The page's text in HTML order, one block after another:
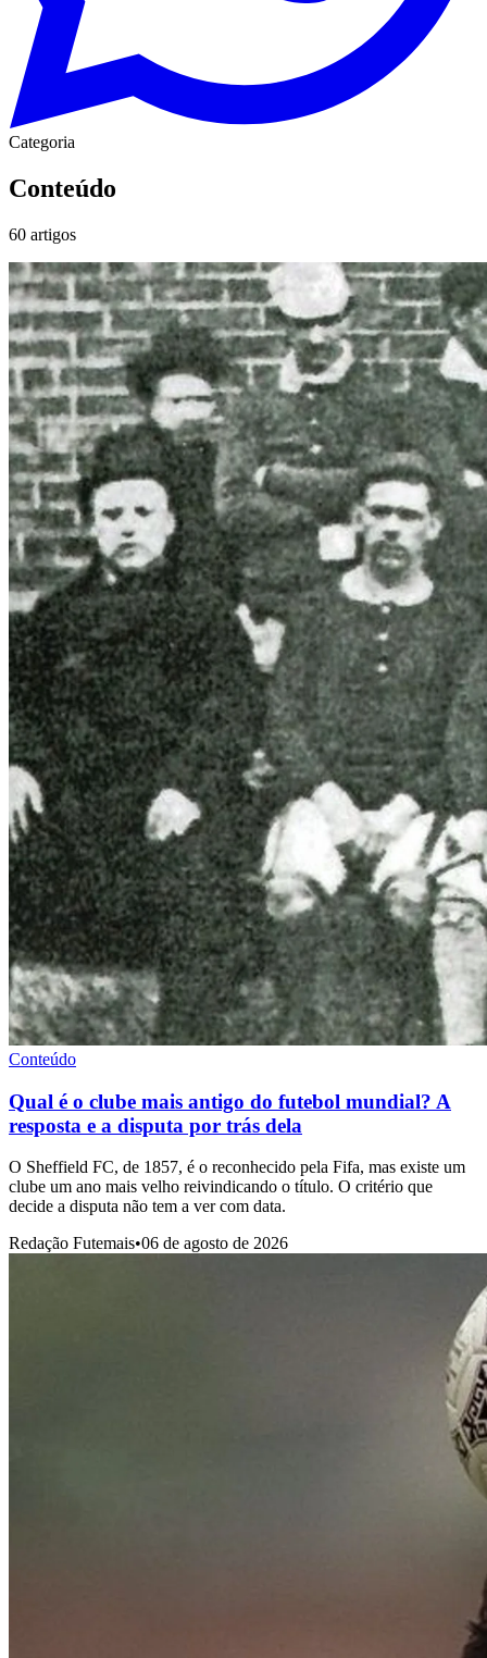
Categoria
Conteúdo
60 artigos
Conteúdo
Qual é o clube mais antigo do futebol mundial? A
resposta e a disputa por trás dela
O Sheffield FC, de 1857, é o reconhecido pela Fifa, mas existe um
clube um ano mais velho reivindicando o título. O critério que
decide a disputa não tem a ver com data.
Redação Futemais•06 de agosto de 2026